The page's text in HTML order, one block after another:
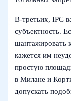
В‑третьих, IPC
субъектность.
шантажировать
кажется им
простую
в Милане и
допускать